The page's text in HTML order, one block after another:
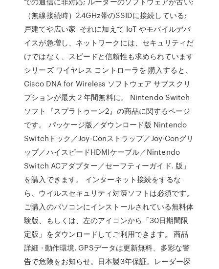
（無線接続時）2.4GHz帯のSSIDに接続している;
戸建てや広い家 それに加えて IoT やモバイルデバ
イスが急増し、ネットワークには、セキュリティだ
けではなく、スピードと信頼性も求められています
シリーズ ワイヤレス コントローラを 購入すると、
Cisco DNA for Wireless ソフトウェア サブスクリ
プションが最大 2 年間無料に。 Nintendo Switch
ソフト『スプラトゥーン2』の商品に関するページ
です。 パッケージ版／ダウンロード版 Nintendo
Switchドック／Joy-Conストラップ／Joy-Conグリ
ップ／ハイスピードHDMIケーブル／Nintendo
Switch ACアダプター／セーフティーガイド. 版」
を購入できます。 インターネット接続をするな
ら、ウイルスセキュリティ対策ソフトは必須です。
ご購入のパソコンにインストールされている無料体
験版、もしくは、左のアイコンから「30日期間限
定版」をダウンロードしてご利用できます。 商品
詳細 · 動作環境. GPSデータは更新無料、多彩な警
告で危険をお知らせ。日本製3年保証。レーダー探